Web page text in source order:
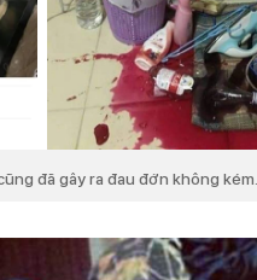
đã gây ra đau đớn không kém...